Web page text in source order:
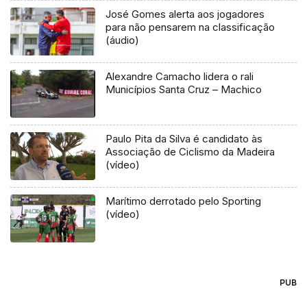
José Gomes alerta aos jogadores
para não pensarem na classificação
(áudio)
Alexandre Camacho lidera o rali
Municípios Santa Cruz – Machico
Paulo Pita da Silva é candidato às
Associação de Ciclismo da Madeira
(vídeo)
Marítimo derrotado pelo Sporting
(vídeo)
PUB